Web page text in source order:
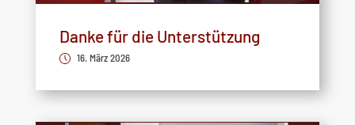
Danke für die Unterstützung
16. März 2026